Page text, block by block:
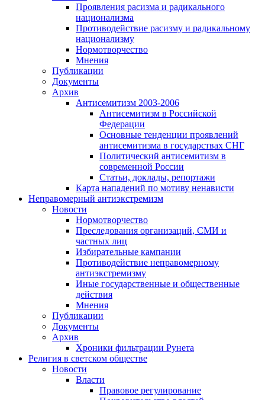
Проявления расизма и радикального
национализма
Противодействие расизму и радикальному
национализму
Нормотворчество
Мнения
Публикации
Документы
Архив
Антисемитизм 2003-2006
Антисемитизм в Российской
Федерации
Основные тенденции проявлений
антисемитизма в государствах СНГ
Политический антисемитизм в
современной России
Статьи, доклады, репортажи
Карта нападений по мотиву ненависти
Неправомерный антиэкстремизм
Новости
Нормотворчество
Преследования организаций, СМИ и
частных лиц
Избирательные кампании
Противодействие неправомерному
антиэкстремизму
Иные государственные и общественные
действия
Мнения
Публикации
Документы
Архив
Хроники фильтрации Рунета
Религия в светском обществе
Новости
Власти
Правовое регулирование